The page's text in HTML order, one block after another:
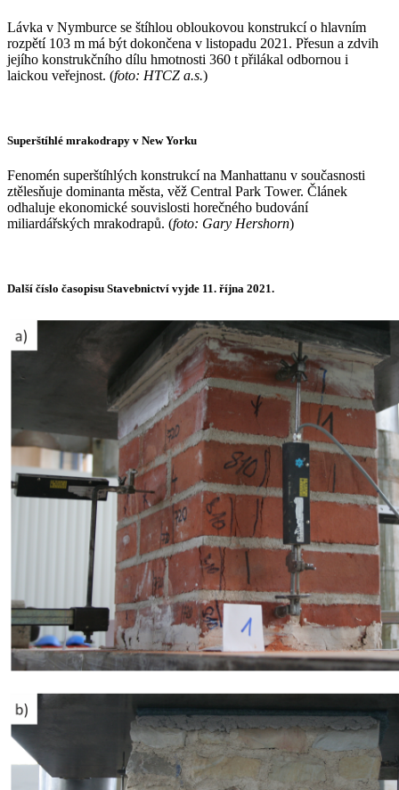
Lávka v Nymburce se štíhlou obloukovou konstrukcí o hlavním
rozpětí 103 m má být dokončena v listopadu 2021. Přesun a zdvih
jejího konstrukčního dílu hmotnosti 360 t přilákal odbornou i
laickou veřejnost. (foto: HTCZ a.s.)
Superštíhlé mrakodrapy v New Yorku
Fenomén superštíhlých konstrukcí na Manhattanu v současnosti
ztělesňuje dominanta města, věž Central Park Tower. Článek
odhaluje ekonomické souvislosti horečného budování
miliardářských mrakodrapů. (foto: Gary Hershorn)
Další číslo časopisu Stavebnictví vyjde 11. října 2021.